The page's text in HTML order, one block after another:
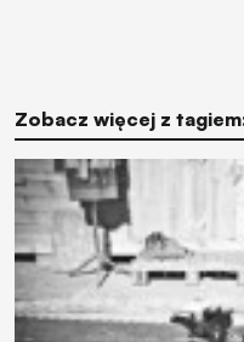
Zobacz więcej z